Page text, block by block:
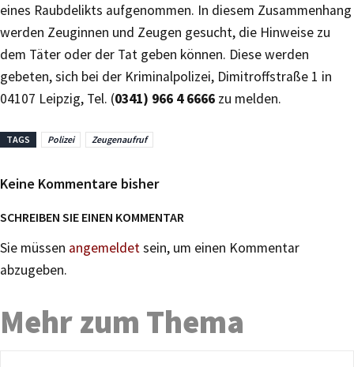
eines Raubdelikts aufgenommen. In diesem Zusammenhang
werden Zeuginnen und Zeugen gesucht, die Hinweise zu
dem Täter oder der Tat geben können. Diese werden
gebeten, sich bei der Kriminalpolizei, Dimitroffstraße 1 in
04107 Leipzig, Tel. (0341) 966 4 6666 zu melden.
TAGS Polizei Zeugenaufruf
Keine Kommentare bisher
SCHREIBEN SIE EINEN KOMMENTAR
Sie müssen angemeldetsein, um einen Kommentar
abzugeben.
Mehr zum Thema